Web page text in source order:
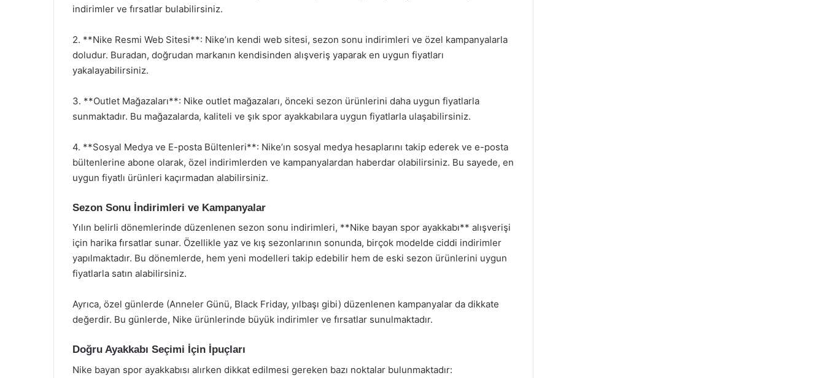
indirimler ve fırsatlar bulabilirsiniz.
2. **Nike Resmi Web Sitesi**: Nike’ın kendi web sitesi, sezon sonu indirimleri ve özel kampanyalarla
doludur. Buradan, doğrudan markanın kendisinden alışveriş yaparak en uygun fiyatları
yakalayabilirsiniz.
3. **Outlet Mağazaları**: Nike outlet mağazaları, önceki sezon ürünlerini daha uygun fiyatlarla
sunmaktadır. Bu mağazalarda, kaliteli ve şık spor ayakkabılara uygun fiyatlarla ulaşabilirsiniz.
4. **Sosyal Medya ve E-posta Bültenleri**: Nike’ın sosyal medya hesaplarını takip ederek ve e-posta
bültenlerine abone olarak, özel indirimlerden ve kampanyalardan haberdar olabilirsiniz. Bu sayede, en
uygun fiyatlı ürünleri kaçırmadan alabilirsiniz.
Sezon Sonu İndirimleri ve Kampanyalar
Yılın belirli dönemlerinde düzenlenen sezon sonu indirimleri, **Nike bayan spor ayakkabı** alışverişi
için harika fırsatlar sunar. Özellikle yaz ve kış sezonlarının sonunda, birçok modelde ciddi indirimler
yapılmaktadır. Bu dönemlerde, hem yeni modelleri takip edebilir hem de eski sezon ürünlerini uygun
fiyatlarla satın alabilirsiniz.
Ayrıca, özel günlerde (Anneler Günü, Black Friday, yılbaşı gibi) düzenlenen kampanyalar da dikkate
değerdir. Bu günlerde, Nike ürünlerinde büyük indirimler ve fırsatlar sunulmaktadır.
Doğru Ayakkabı Seçimi İçin İpuçları
Nike bayan spor ayakkabısı alırken dikkat edilmesi gereken bazı noktalar bulunmaktadır: